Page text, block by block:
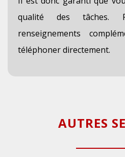
qualité des tâches.
renseignements
téléphoner directement.
AUTRES